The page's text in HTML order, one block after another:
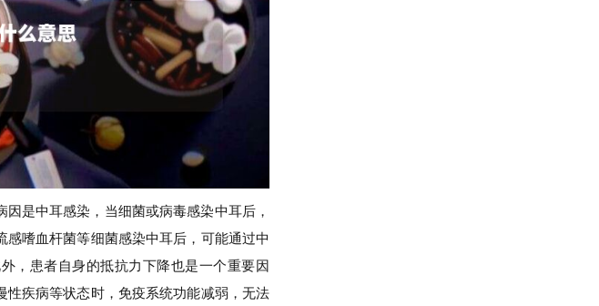
是中耳感染，当细菌或病毒感染中耳后，
嗜血杆菌等细菌感染中耳后，可能通过中
，患者自身的抵抗力下降也是一个重要因
疾病等状态时，免疫系统功能减弱，无法